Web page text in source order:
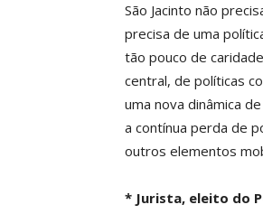
São Jacinto não
precisa de uma
tão pouco de
central, de políticas
uma nova dinâmica
a contínua perda de
outros elementos
* Jurista, eleito do